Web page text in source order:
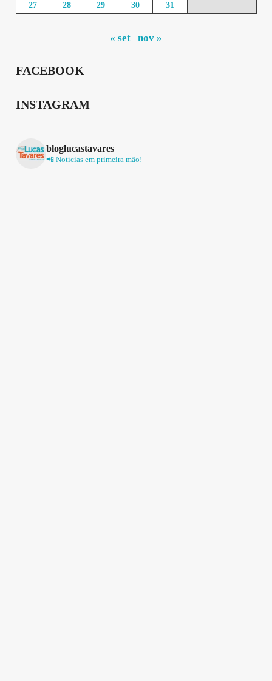
27
28 29 30 31
« set nov »
FACEBOOK
INSTAGRAM
bloglucastavares
📲 Notícias em primeira mão!